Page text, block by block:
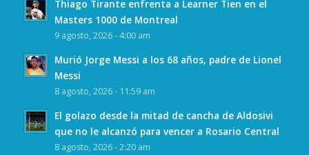
Thiago Tirante enfrenta a Learner Tien en el
Masters 1000 de Montreal
9 agosto, 2026 - 4:00 am
Murió Jorge Messi a los 68 años, padre de Lionel
Messi
8 agosto, 2026 - 11:59 am
El golazo desde la mitad de cancha de Aldosivi
que no le alcanzó para vencer a Rosario Central
8 agosto, 2026 - 2:20 am